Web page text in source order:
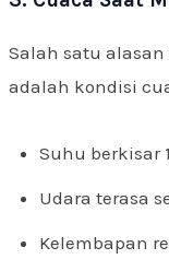
Salah satu
adalah kondisi
Suhu berkisar
Udara terasa
Kelembapan